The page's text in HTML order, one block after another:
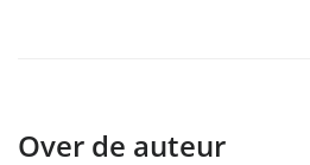
Over de auteur